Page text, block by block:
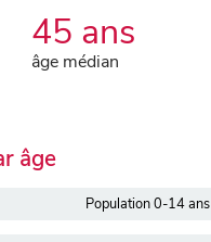
45 ans
âge médian
âge
Population 0-14 ans